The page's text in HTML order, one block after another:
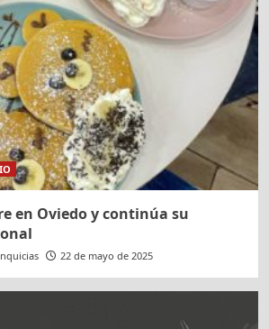
en Oviedo y continúa su
22 de mayo de 2025